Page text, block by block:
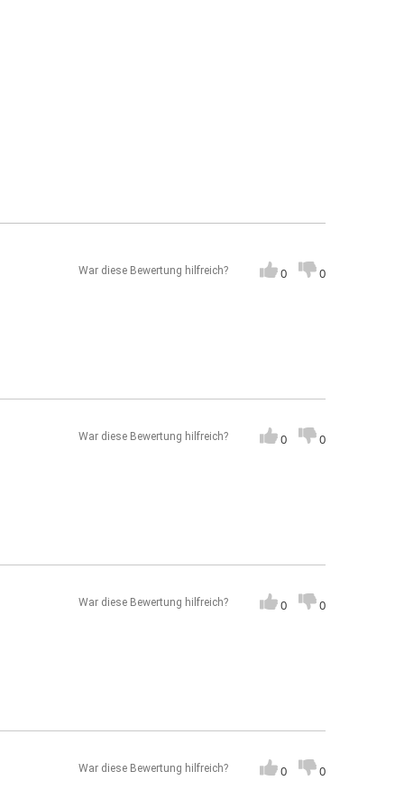
War diese Bewertung hilfreich? 0 0
War diese Bewertung hilfreich? 0 0
War diese Bewertung hilfreich? 0 0
War diese Bewertung hilfreich? 0 0